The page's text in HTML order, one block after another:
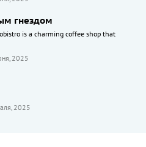
гнездом
is a charming coffee shop that
2025
2025